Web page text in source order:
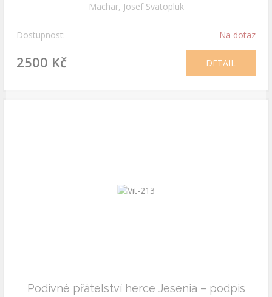
Machar, Josef Svatopluk
Dostupnost: Na dotaz
2500 Kč DETAIL
Podivné přátelství herce Jesenia – podpis